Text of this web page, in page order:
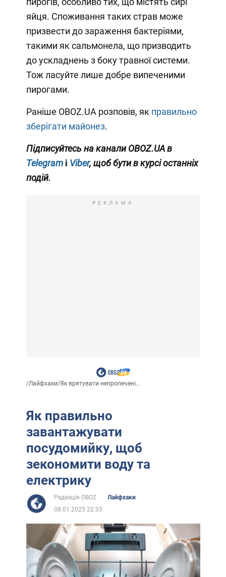
яйця. Споживання таких страв може
призвести до зараження бактеріями,
такими як сальмонела, що призводить
до ускладнень з боку травної системи.
Тож ласуйте лише добре випеченими
пирогами.
Раніше OBOZ.UA розповів, як правильно
зберігати майонез.
Підписуйтесь на каналиOBOZ.UA в
Telegram і Viber, щоб бути в курсі останніх
подій.
РЕКЛАМА
/Лайфхаки/Як врятувати непропечені...
Як правильно
завантажувати
посудомийку, щоб
зекономити воду та
електрику
Редакція OBOZ
Лайфхаки
08.01.2025 22:33